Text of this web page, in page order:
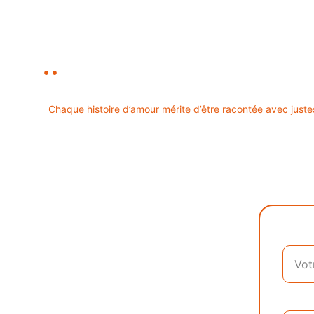
contactez-nous
Chaque histoire d’amour mérite d’être racontée avec
..